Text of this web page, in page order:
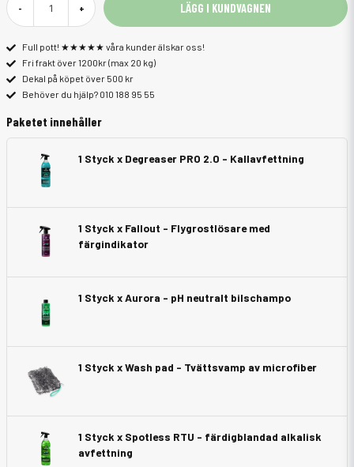
- + LÄGG I KUNDVAGNEN
Full pott! ★★★★★ våra kunder älskar oss!
Fri frakt över 1200kr (max 20 kg)
Dekal på köpet över 500 kr
Behöver du hjälp? 010 188 95 55
Paketet innehåller
1 Styck x Degreaser PRO 2.0 - Kallavfettning
1 Styck x Fallout - Flygrostlösare med
färgindikator
1 Styck x Aurora - pH neutralt bilschampo
1 Styck x Wash pad - Tvättsvamp av microfiber
1 Styck x Spotless RTU - färdigblandad alkalisk
avfettning